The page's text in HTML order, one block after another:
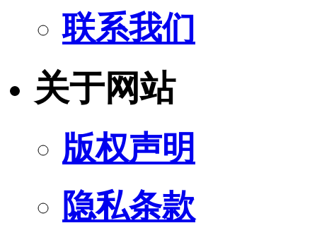
联系我们
关于网站
版权声明
隐私条款